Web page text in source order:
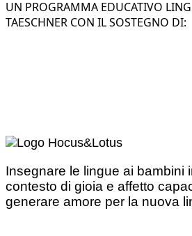
UN PROGRAMMA EDUCATIVO
TAESCHNER CON IL SOSTEGNO DI:
Insegnare le lingue ai bambini
contesto di gioia e affetto
generare amore per la nuova